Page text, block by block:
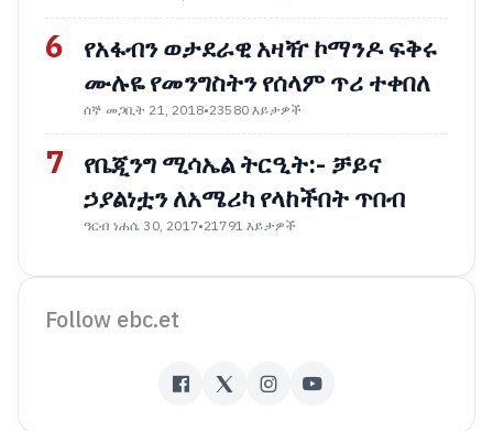
6
የአፋብን ወታደራዊ አዛዥ ኮማንዶ ፍቅሩ
ሙሉዬ የመንግስትን የሰላም ጥሪ ተቀበለ
ሰኞ መጋቢት 21, 2018•23580 እይታዎች
7
የቤጂንግ ሚሳኤል ትርዒት:- ቻይና
ኃያልነቷን ለአሜሪካ የላከችበት ጥበብ
ዓርብ ነሐሴ 30, 2017•21791 እይታዎች
Follow ebc.et